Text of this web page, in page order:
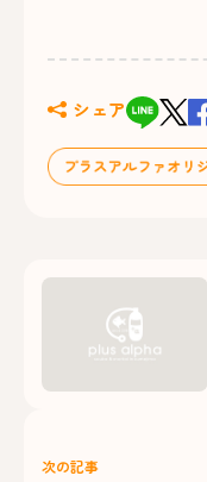
シェア
次の記事